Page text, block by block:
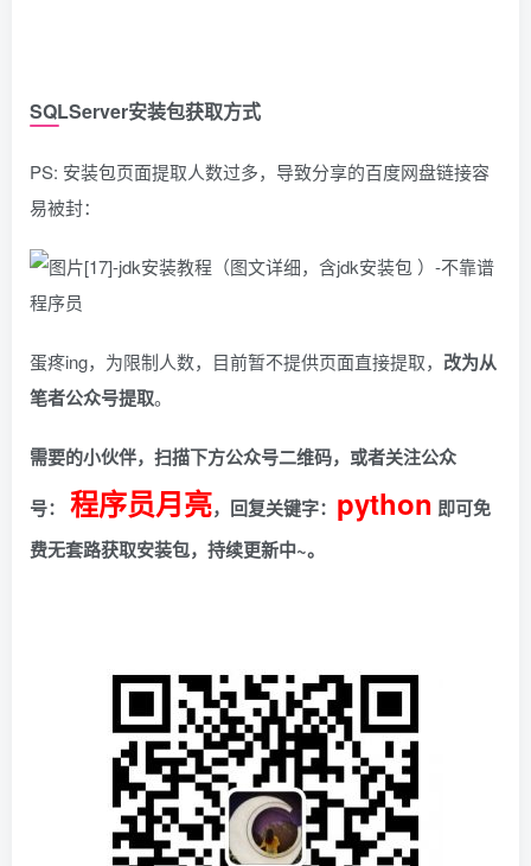
SQLServer安装包获取方式
PS: 安装包页面提取人数过多，导致分享的百度网盘链接容
易被封：
蛋疼ing，为限制人数，目前暂不提供页面直接提取， 改为从
笔者公众号提取。
需要的小伙伴，扫描下方公众号二维码，或者关注公众
号： 程序员月亮，回复关键字： python 即可免
费无套路获取安装包，持续更新中~。